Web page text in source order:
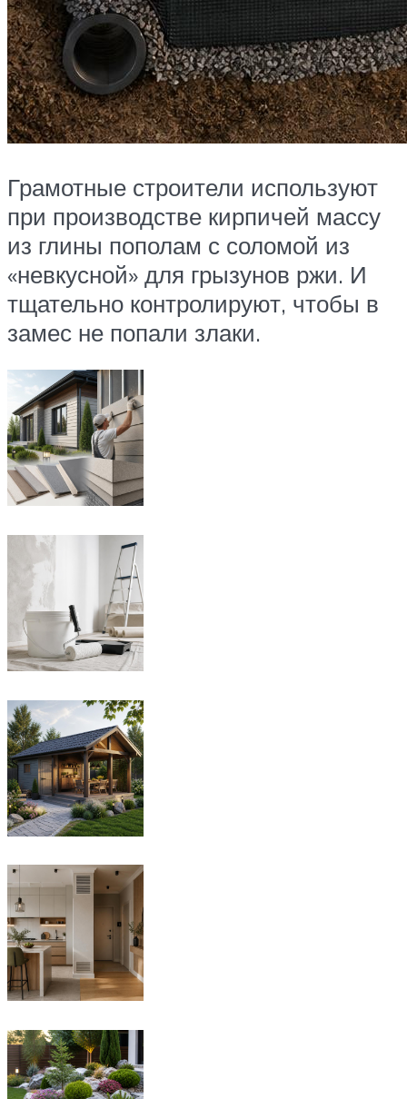
Грамотные строители используют
при производстве кирпичей массу
из глины пополам с соломой из
«невкусной» для грызунов ржи. И
тщательно контролируют, чтобы в
замес не попали злаки.